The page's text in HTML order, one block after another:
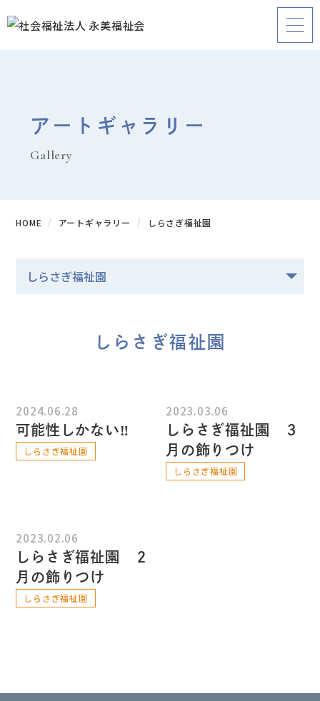
アートギャラリー
Gallery
HOME アートギャラリー しらさぎ福祉園
しらさぎ福祉園
2024.06.28
可能性しかない‼
しらさぎ福祉園
2023.03.06
しらさぎ福祉園 ３
月の飾りつけ
しらさぎ福祉園
2023.02.06
しらさぎ福祉園 ２
月の飾りつけ
しらさぎ福祉園